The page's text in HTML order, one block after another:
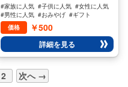
高級な原料を贅沢に使った、濃厚
ベイクドチーズケーキは、濃厚な
のに後味すっきり♪ コーヒーや紅
茶はもちろん、緑茶にも牛乳にも
よく合います。 是非一度、ご賞味
#家族に人気 #子供に人気 #女性に人気
#男性に人気 #おみやげ #ギフト
価格
￥500
詳細を見る
2 次へ →